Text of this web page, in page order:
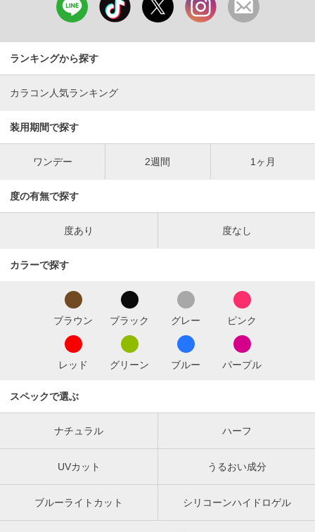
ランキングから探す
カラコン人気ランキング
装用期間で探す
ワンデー 2週間 1ヶ月
度の有無で探す
度あり 度なし
カラーで探す
ブラウン ブラック グレー ピンク
レッド グリーン ブルー パープル
スペックで選ぶ
ナチュラル ハーフ
UVカット うるおい成分
ブルーライトカット シリコーンハイドロゲル